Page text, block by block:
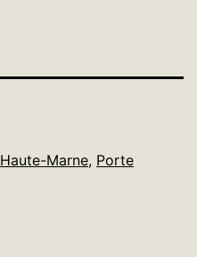
Haute-Marne, Porte